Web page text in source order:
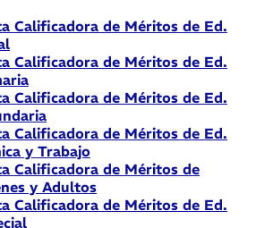
Calificadora de Méritos de Ed.
Calificadora de Méritos de Ed.
Calificadora de Méritos de Ed.
Calificadora de Méritos de Ed.
y Trabajo
Calificadora de Méritos de
y Adultos
Calificadora de Méritos de Ed.